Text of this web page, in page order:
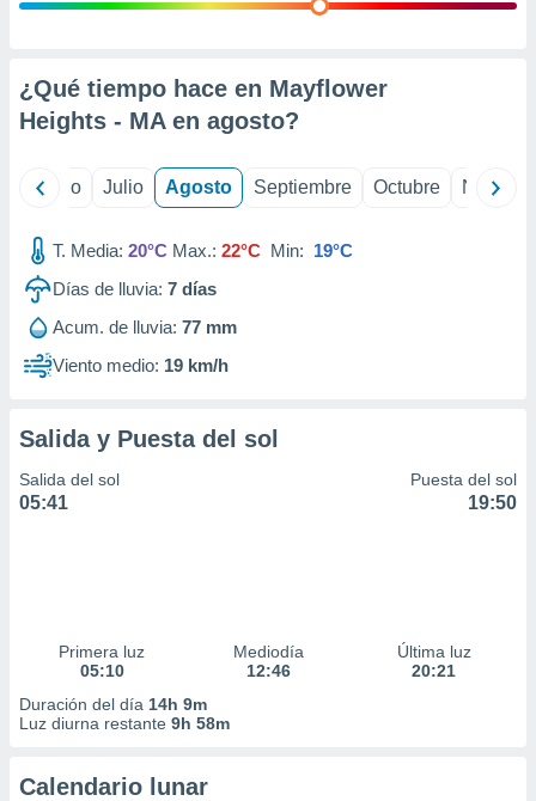
e
mediante
de
1199
¿Qué tiempo hace en Mayflower
Heights - MA en agosto?
Junio Julio Agosto Septiembre Octubre
T. Media: 20°C Max.: 22°C Min: 19°C
Días de lluvia: 7 días
Acum. de lluvia: 77 mm
Viento medio: 19 km/h
Salida y Puesta del sol
Salida del sol
05:41
Puesta del sol
19:50
Primera luz
05:10
Mediodía
12:46
Última luz
20:21
Duración del día 14h 9m
Luz diurna restante 9h 58m
Calendario lunar